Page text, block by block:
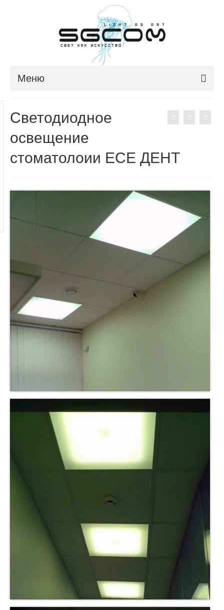
Меню
О КОМПАНИИ
НОВОСТИ
ПРОДУКЦИЯ
Светодиодное
освещение
стоматолоии ЕСЕ ДЕНТ